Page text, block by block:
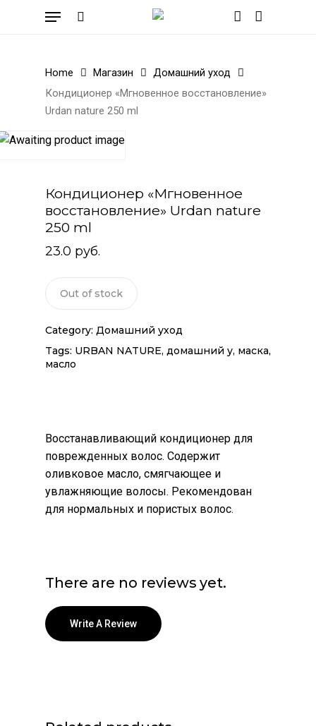
Menu
Home Магазин
Домашний уход
Кондиционер «Мгновенное восстановление»
Urdan nature 250 ml
Кондиционер «Мгновенное
восстановление» Urdan nature
250 ml
23.0 руб.
Out of stock
Category: Домашний уход
Tags: URBAN NATURE, домашний у, маска,
масло
Восстанавливающий кондиционер для
поврежденных волос. Содержит
оливковое масло, смягчающее и
увлажняющие волосы. Рекомендован
для нормальных и пористых волос.
There are no reviews yet.
Write A Review